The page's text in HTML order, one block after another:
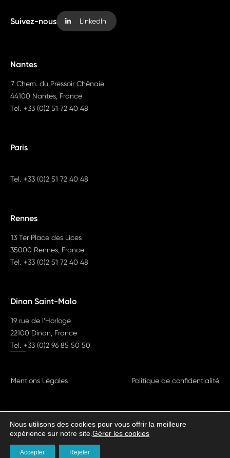
Suivez-nous LinkedIn
Mentions Légales Politique de confidentialité
Nantes
7 Chem. du Pressoir Chênaie
44100 Nantes, France
Tel. +33 (0)2 51 72 40 48
Paris
Tel. +33 (0)2 51 72 40 48
Rennes
13 Ter Place des Lices
35000 Rennes, France
Tel. +33 (0)2 51 72 40 48
Dinan Saint-Malo
19 rue de l’Horloge
22100 Dinan, France
Tel. +33 (0)2 96 85 50 50
HAROLDAVOCATS©2026Tous droits réservés
Nous utilisons des cookies pour vous offrir la meilleure
expérience sur notre site. Gérer les cookies
Accepter Rejeter